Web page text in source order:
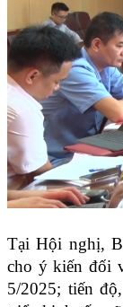
Tại Hội nghị,
cho ý kiến đối
5/2025; tiến